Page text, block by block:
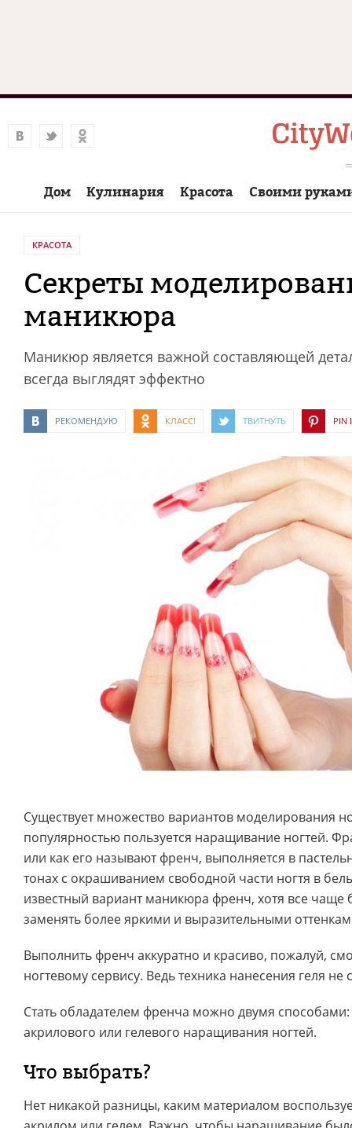
Дом Кулинария Красота Своими
КРАСОТА
Секреты
маникюра
Маникюр является важной составляющей
всегда выглядят эффектно
РЕКОМЕНДУЮ КЛАСС! ТВИТНУТЬ PIN
Существует множество вариантов моделирования
популярностью пользуется наращивание ногтей.
или как его называют френч, выполняется в
тонах с окрашиванием свободной части ногтя в
известный вариант маникюра френч, хотя все чаще
заменять более яркими и выразительными
Выполнить френч аккуратно и красиво, пожалуй,
ногтевому сервису. Ведь техника нанесения геля не
Стать обладателем френча можно двумя
акрилового или гелевого наращивания ногтей.
Что выбрать?
Нет никакой разницы, каким материалом